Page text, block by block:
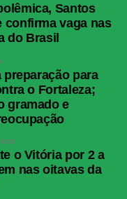
Santos
confirma vaga nas
do Brasil
para
o Fortaleza;
gramado e
o Vitória por 2 a
nas oitavas da